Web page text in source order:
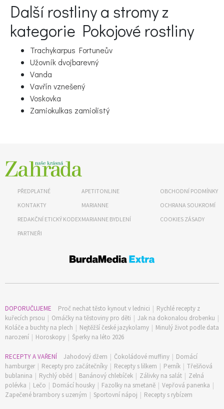
65 Kč
Objednat >
Naše krásná zahrada Speciál
Další rostliny a stromy z
kategorie Pokojové rostliny
Trachykarpus Fortuneův
Užovník dvojbarevný
Vanda
Vavřín vznešený
Voskovka
Zamiokulkas zamiolistý
PŘEDPLATNÉ
KONTAKTY
REDAKČNÍ ETICKÝ KODEX
PARTNEŘI
APETITONLINE
MARIANNE
MARIANNE BYDLENÍ
OBCHODNÍ PODMÍNKY
OCHRANA SOUKROMÍ
COOKIES ZÁSADY
DOPORUČUJEME Proč nechat těsto kynout v lednici | Rychlé recepty z
kuřecích prsou | Omáčky na těstoviny pro děti | Jak na dokonalou drobenku |
Koláče a buchty na plech | Nejtěžší české jazykolamy | Minulý život podle data
narození | Horoskopy | Šperky na léto 2026
RECEPTY A VAŘENÍ Jahodový džem | Čokoládové muffiny | Domácí
hamburger | Recepty pro začátečníky | Recepty s lilkem | Perník | Třešňová
bublanina | Rychlý oběd | Banánový chlebíček | Zálivky na salát | Zelná
polévka | Lečo | Domácí housky | Fazolky na smetaně | Vepřová panenka |
Zapečené brambory s uzeným | Sportovní nápoj | Recepty s rybízem